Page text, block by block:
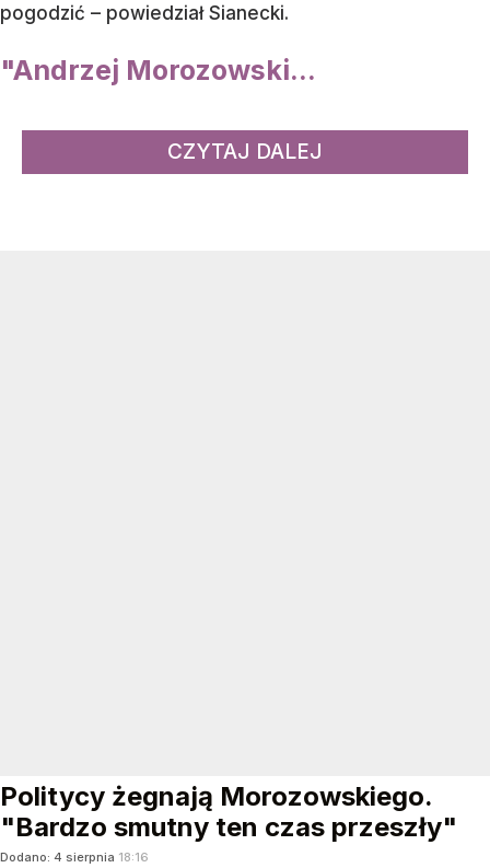
pogodzić – powiedział Sianecki.
"Andrzej Morozowski...
CZYTAJ DALEJ
Politycy żegnają Morozowskiego.
"Bardzo smutny ten czas przeszły"
Dodano: 4 sierpnia 18:16